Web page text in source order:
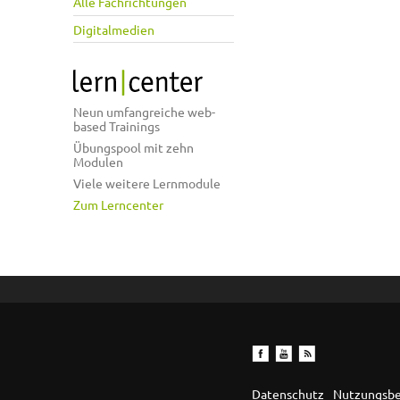
Digitalmedien
Neun umfangreiche web-
based Trainings
Übungspool mit zehn
Modulen
Viele weitere Lernmodule
Zum Lerncenter
Datenschutz